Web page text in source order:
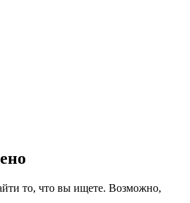
то, что вы ищете. Возможно,